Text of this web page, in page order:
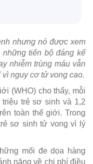
nhưng nó được xem
tiến bộ đáng kể
nhiễm trùng máu vẫn
nguy cơ tử vong cao.
(WHO) cho thấy, mỗi
trẻ sơ sinh và 1,2
toàn thế giới. Trong
sơ sinh tử vong vì lý
mối đe dọa hàng
nặng về chi phí điều